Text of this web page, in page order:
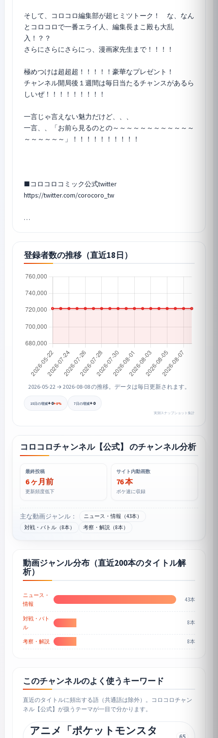
そして、コロコロ編集部が超ヒミツトーク！ な、なん
とコロコロで一番エライ人、編集長まこ殿も大乱
入！？？
さらにさらにさらにっ、漫画家先生まで！！！！
極めつけは超超超！！！！！豪華なプレゼント！
チャンネル開局後１週間は毎日当たるチャンスがあるら
しいぜ！！！！！！！！！
一言じゃ言えない魅力だけど、、、
一言、、「お前ら見るのとの～～～～～～～～～～～～
～～～～～～」！！！！！！！！！！
■コロコロコミック公式twitter
https://twitter.com/corocoro_tw
…
登録者数の推移（直近18日）
2026-05-22 → 2026-08-08 の推移。データは毎日更新されます。
15日の増減+0+0% 7日の増減+0
実測スナップショット集計
コロコロチャンネル【公式】 のチャンネル分析
最終投稿
6 ヶ月前
更新頻度低下
サイト内動画数
76 本
ポケ速に収録
主な動画ジャンル：
ニュース・情報（43本）
対戦・バトル（8本）
考察・解説（8本）
動画ジャンル分布（直近200本のタイトル解
析）
ニュース・
情報
43本
対戦・バト
ル
8本
考察・解説 8本
このチャンネルのよく使うキーワード
直近のタイトルに頻出する語（共通語は除外）。コロコロチャン
ネル【公式】が扱うテーマが一目で分かります。
アニメ「ポケットモンスタ